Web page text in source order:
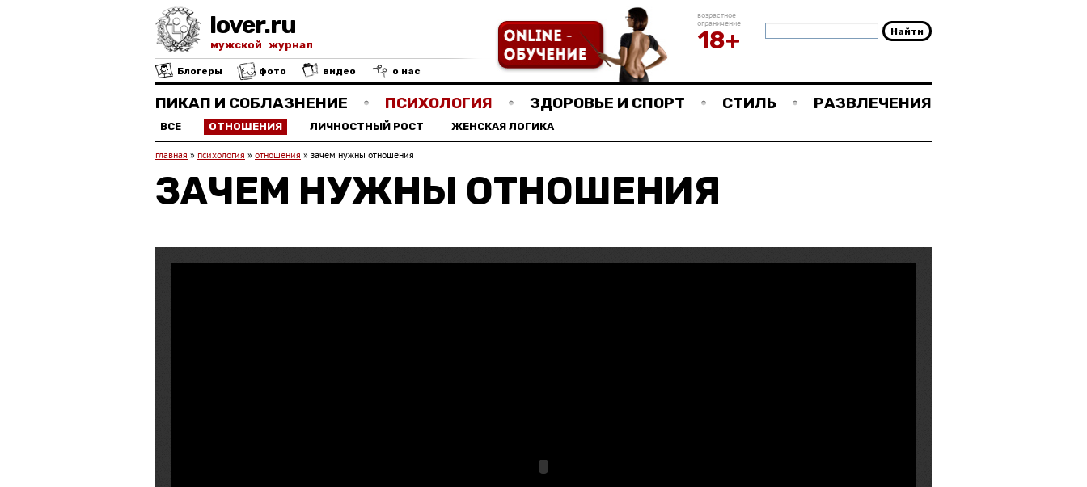
lover.ru
мужской журнал
возрастное
ограничение
18+
Блогеры фото видео о нас
ПИКАП И СОБЛАЗНЕНИЕ ПСИХОЛОГИЯ ЗДОРОВЬЕ И СПОРТ СТИЛЬ РАЗВЛЕЧЕНИЯ
ВСЕ ОТНОШЕНИЯ ЛИЧНОСТНЫЙ РОСТ ЖЕНСКАЯ ЛОГИКА
главная » психология » отношения » зачем нужны отношения
ЗАЧЕМ НУЖНЫ ОТНОШЕНИЯ